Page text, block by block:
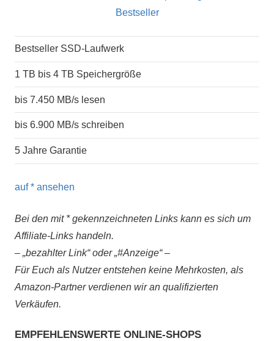
Bestseller SSD-Laufwerk
1 TB bis 4 TB Speichergröße
bis 7.450 MB/s lesen
bis 6.900 MB/s schreiben
5 Jahre Garantie
auf* ansehen
Bei den mit * gekennzeichneten Links kann es sich um
Affiliate-Links handeln.
– „bezahlter Link“ oder „#Anzeige“ –
Für Euch als Nutzer entstehen keine Mehrkosten, als
Amazon-Partner verdienen wir an qualifizierten
Verkäufen.
EMPFEHLENSWERTE ONLINE-SHOPS